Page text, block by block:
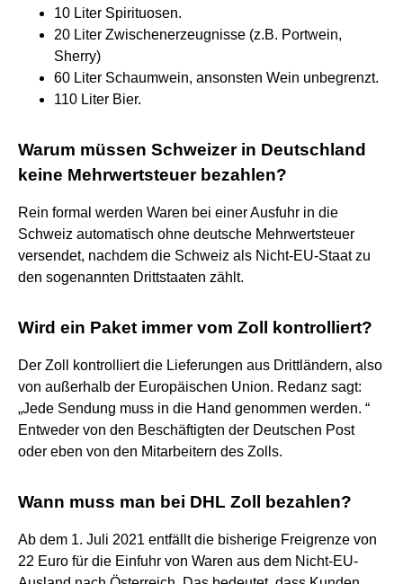
10 Liter Spirituosen.
20 Liter Zwischenerzeugnisse (z.B. Portwein,
Sherry)
60 Liter Schaumwein, ansonsten Wein unbegrenzt.
110 Liter Bier.
Warum müssen Schweizer in Deutschland
keine Mehrwertsteuer bezahlen?
Rein formal werden Waren bei einer Ausfuhr in die
Schweiz automatisch ohne deutsche Mehrwertsteuer
versendet, nachdem die Schweiz als Nicht-EU-Staat zu
den sogenannten Drittstaaten zählt.
Wird ein Paket immer vom Zoll kontrolliert?
Der Zoll kontrolliert die Lieferungen aus Drittländern, also
von außerhalb der Europäischen Union. Redanz sagt:
„Jede Sendung muss in die Hand genommen werden. “
Entweder von den Beschäftigten der Deutschen Post
oder eben von den Mitarbeitern des Zolls.
Wann muss man bei DHL Zoll bezahlen?
Ab dem 1. Juli 2021 entfällt die bisherige Freigrenze von
22 Euro für die Einfuhr von Waren aus dem Nicht-EU-